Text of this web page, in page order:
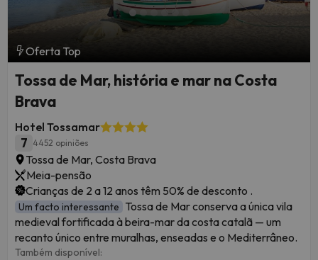
Oferta Top
Tossa de Mar, história e mar na Costa
Brava
Hotel Tossamar
7 4452 opiniões
Tossa de Mar, Costa Brava
Meia-pensão
Crianças de 2 a 12 anos têm 50% de desconto .
Um facto interessante Tossa de Mar conserva a única vila
medieval fortificada à beira-mar da costa catalã — um
recanto único entre muralhas, enseadas e o Mediterrâneo.
Também disponível: